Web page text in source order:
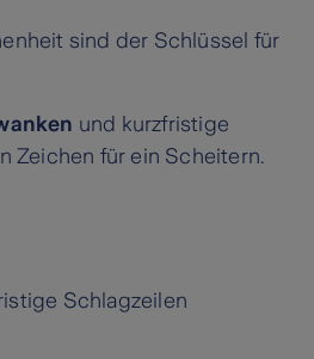
sind der Schlüssel für
und kurzfristige
Zeichen für ein Scheitern.
Schlagzeilen